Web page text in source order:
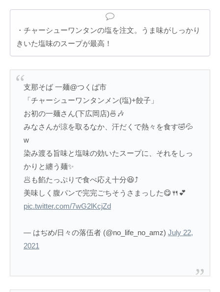
・チャーシューワンタンの塩を注文。うま味がしっかり
きいた塩味のスープが最高！
支那そば 一麺@つくば市
「チャーシューワンタンメン(塩)+餃子」
お初の一麺さん(下広岡店)🍜🎶
みなさんが涼を取るなか、汗だくで熱々を食す🤣💦
w
染み渡る旨味と塩味の効いたスープに、それをしっ
かりと纏う麺✨
🥟も餡たっぷりで食べ応え十分😆⤴️
美味しく腹パンで完完ごちそうさまっした😋🍴💕
pic.twitter.com/7wG2lKcjZd
— はぢめ/日々の落伍者 (@no_life_no_amz) July 22,
2021